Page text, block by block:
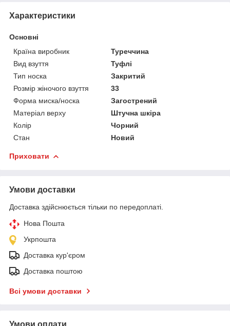
Характеристики
Основні
Країна виробник
Туреччина
Вид взуття
Туфлі
Тип носка
Закритий
Розмір жіночого взуття
33
Форма миска/носка
Загострений
Матеріал верху
Штучна шкіра
Колір
Чорний
Стан
Новий
Приховати
Умови доставки
Доставка здійснюється тільки по передоплаті.
Нова Пошта
Укрпошта
Доставка кур'єром
Доставка поштою
Всі умови доставки
Умови оплати